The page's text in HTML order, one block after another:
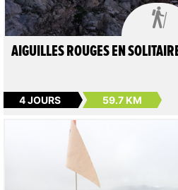

AIGUILLES ROUGES EN
4 JOURS 59.7 KM